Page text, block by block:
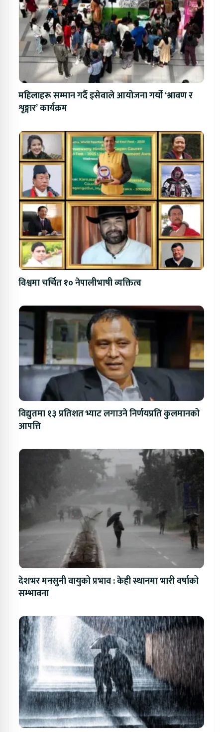
महिलाहरू सम्मान गर्दै इसेवाले आयोजना गर्यो ‘श्रावण र
शृङ्गार’ कार्यक्रम
विश्वमा चर्चित १० नेपालीभाषी व्यक्तित्व
विद्युतमा १३ प्रतिशत भ्याट लगाउने निर्णयप्रति कुलमानको
आपत्ति
देशभर मनसुनी वायुको प्रभाव : केही स्थानमा भारी वर्षाको
सम्भावना